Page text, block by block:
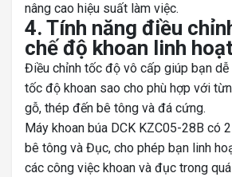
nâng cao hiệu suất làm việc.
4. Tính năng điều
chế độ khoan linh
Điều chỉnh tốc độ vô cấp giúp bạn dễ
tốc độ khoan sao cho phù hợp với
gỗ, thép đến bê tông và đá cứng.
Máy khoan búa DCK KZC05-28B có
bê tông và Đục, cho phép bạn linh
các công việc khoan và đục trong